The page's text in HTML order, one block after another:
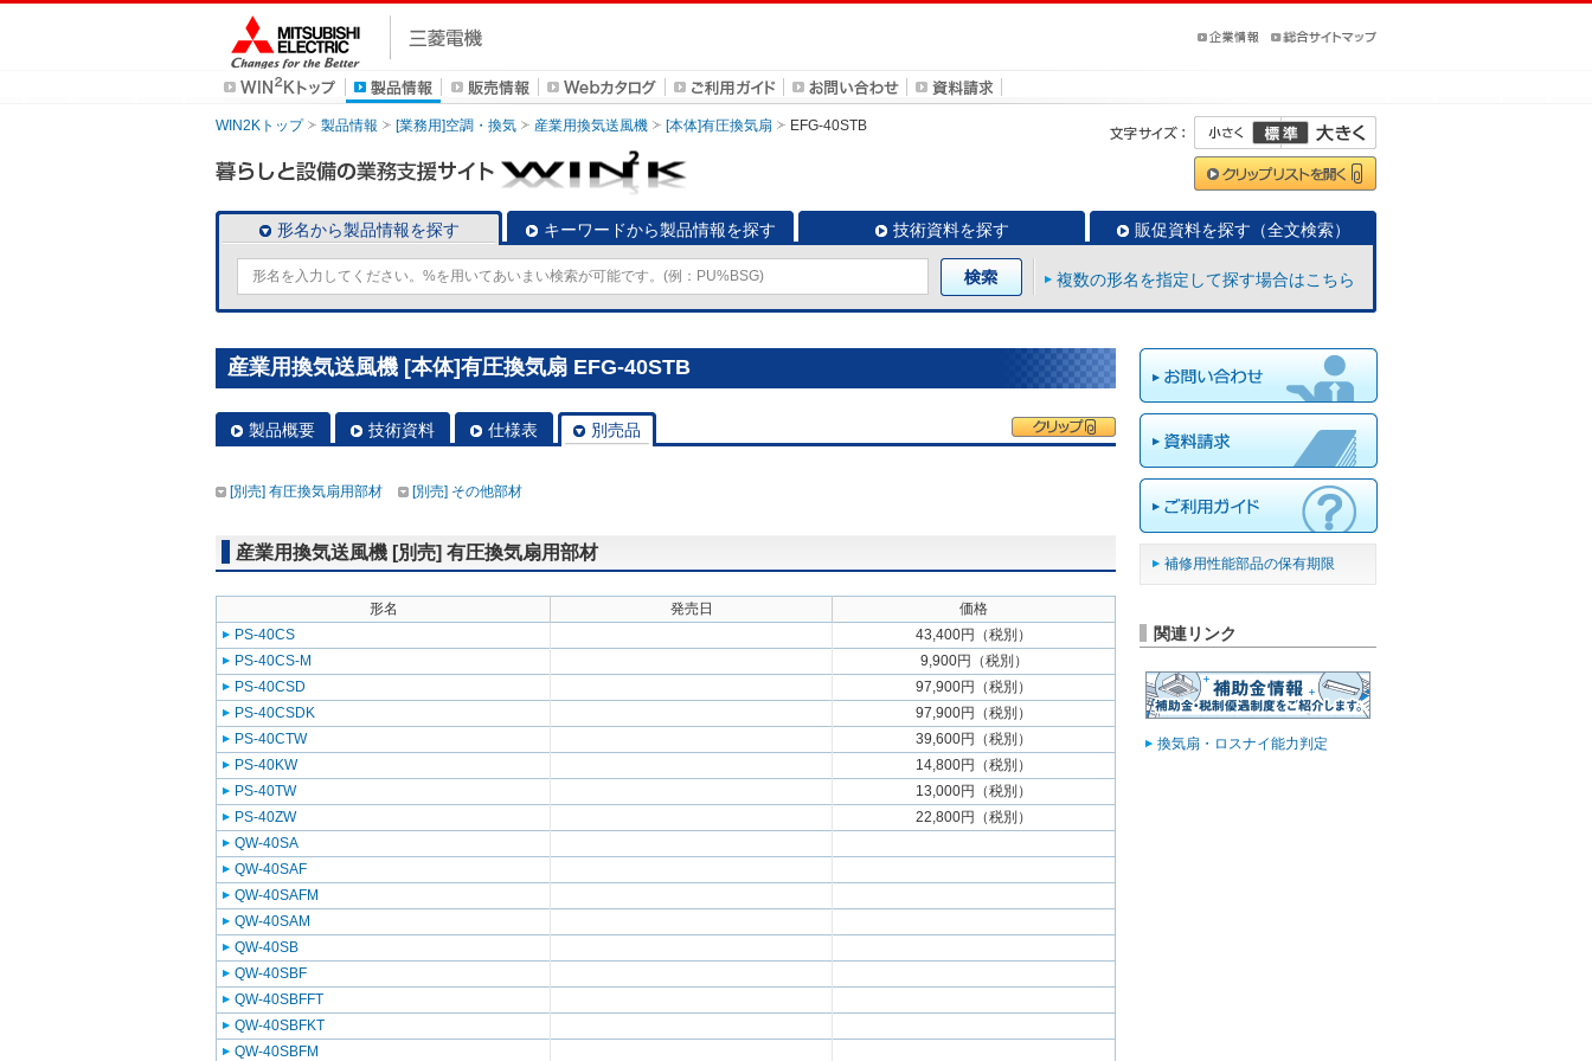
WIN2Kトップ 製品情報 [業務用]空調・換気 産業用換気送風機 [本体]有圧換気扇 EFG-40STB
形名から製品情報を探す キーワードから製品情報を探す 技術資料を探す 販促資料を探す（全文検索）
複数の形名を指定して探す場合はこちら
産業用換気送風機 [本体]有圧換気扇 EFG-40STB
製品概要 技術資料 仕様表 別売品
[別売] 有圧換気扇用部材 [別売] その他部材
産業用換気送風機 [別売] 有圧換気扇用部材
形名 発売日
価格
PS-40CS
43,400円（税別）
PS-40CS-M
9,900円（税別）
PS-40CSD
97,900円（税別）
PS-40CSDK
97,900円（税別）
PS-40CTW
39,600円（税別）
PS-40KW
14,800円（税別）
PS-40TW
13,000円（税別）
PS-40ZW
22,800円（税別）
QW-40SA
QW-40SAF
QW-40SAFM
QW-40SAM
QW-40SB
QW-40SBF
QW-40SBFFT
QW-40SBFKT
QW-40SBFM
補修用性能部品の保有期限
関連リンク
換気扇・ロスナイ能力判定